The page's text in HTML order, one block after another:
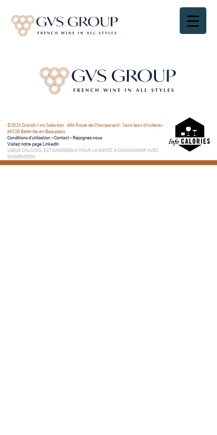
©2023 Grands Vins Sélection • 696 Route de Champanard - Saint-Jean-d'Ardières -
69220 Belleville-en-Beaujolais
Conditions d’utilisation • Contact • Rejoignez-nous
Visitez notre page LinkedIn
L’ABUS D’ALCOOL EST DANGEREUX POUR LA SANTÉ. À CONSOMMER AVEC
MODÉRATION.